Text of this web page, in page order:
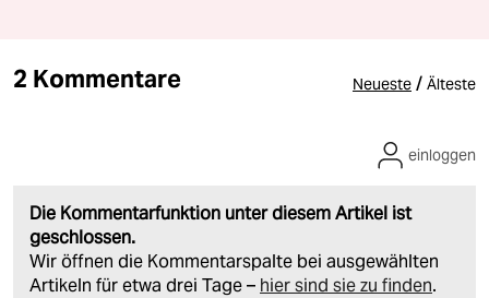
2 Kommentare Neueste / Älteste
Die Kommentarfunktion unter diesem Artikel ist
geschlossen.
Wir öffnen die Kommentarspalte bei ausgewählten
Artikeln für etwa drei Tage – hier sind sie zu finden.
einloggen